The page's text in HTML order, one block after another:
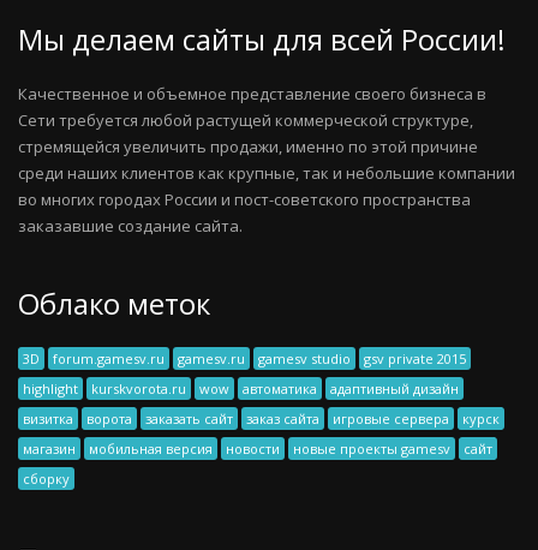
Мы делаем сайты для всей России!
Качественное и объемное представление своего бизнеса в
Сети требуется любой растущей коммерческой структуре,
стремящейся увеличить продажи, именно по этой причине
среди наших клиентов как крупные, так и небольшие компании
во многих городах России и пост-советского пространства
заказавшие создание сайта.
Облако меток
3D forum.gamesv.ru gamesv.ru gamesv studio
gsv private 2015
highlight
kurskvorota.ru wow автоматика
адаптивный дизайн
визитка
ворота заказать сайт заказ сайта игровые сервера
курск
магазин
мобильная версия новости новые проекты gamesv
сайт
сборку